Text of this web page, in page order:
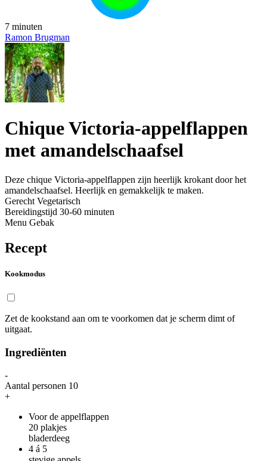
7 minuten
Ramon Brugman
Chique Victoria-appelflappen
met amandelschaafsel
Deze chique Victoria-appelflappen zijn heerlijk krokant door het
amandelschaafsel. Heerlijk en gemakkelijk te maken.
Gerecht Vegetarisch
Bereidingstijd 30-60 minuten
Menu Gebak
Recept
Kookmodus
Zet de kookstand aan om te voorkomen dat je scherm dimt of
uitgaat.
Ingrediënten
-
Aantal personen 10
+
Voor de appelflappen
20 plakjes
bladerdeeg
4 á 5